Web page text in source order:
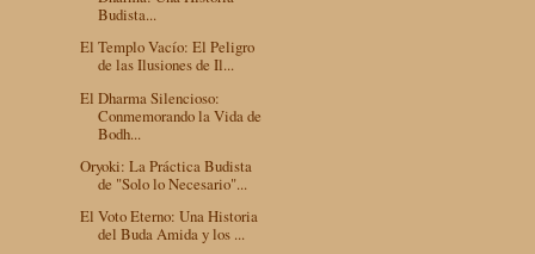
Budista...
El Templo Vacío: El Peligro
de las Ilusiones de Il...
El Dharma Silencioso:
Conmemorando la Vida de
Bodh...
Oryoki: La Práctica Budista
de "Solo lo Necesario"...
El Voto Eterno: Una Historia
del Buda Amida y los ...